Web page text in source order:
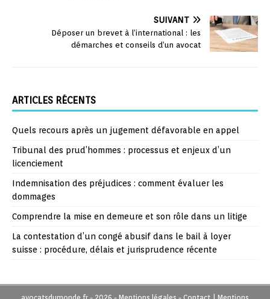
SUIVANT
Déposer un brevet à l’international : les
démarches et conseils d’un avocat
ARTICLES RÉCENTS
Quels recours après un jugement défavorable en appel
Tribunal des prud’hommes : processus et enjeux d’un
licenciement
Indemnisation des préjudices : comment évaluer les
dommages
Comprendre la mise en demeure et son rôle dans un litige
La contestation d’un congé abusif dans le bail à loyer
suisse : procédure, délais et jurisprudence récente